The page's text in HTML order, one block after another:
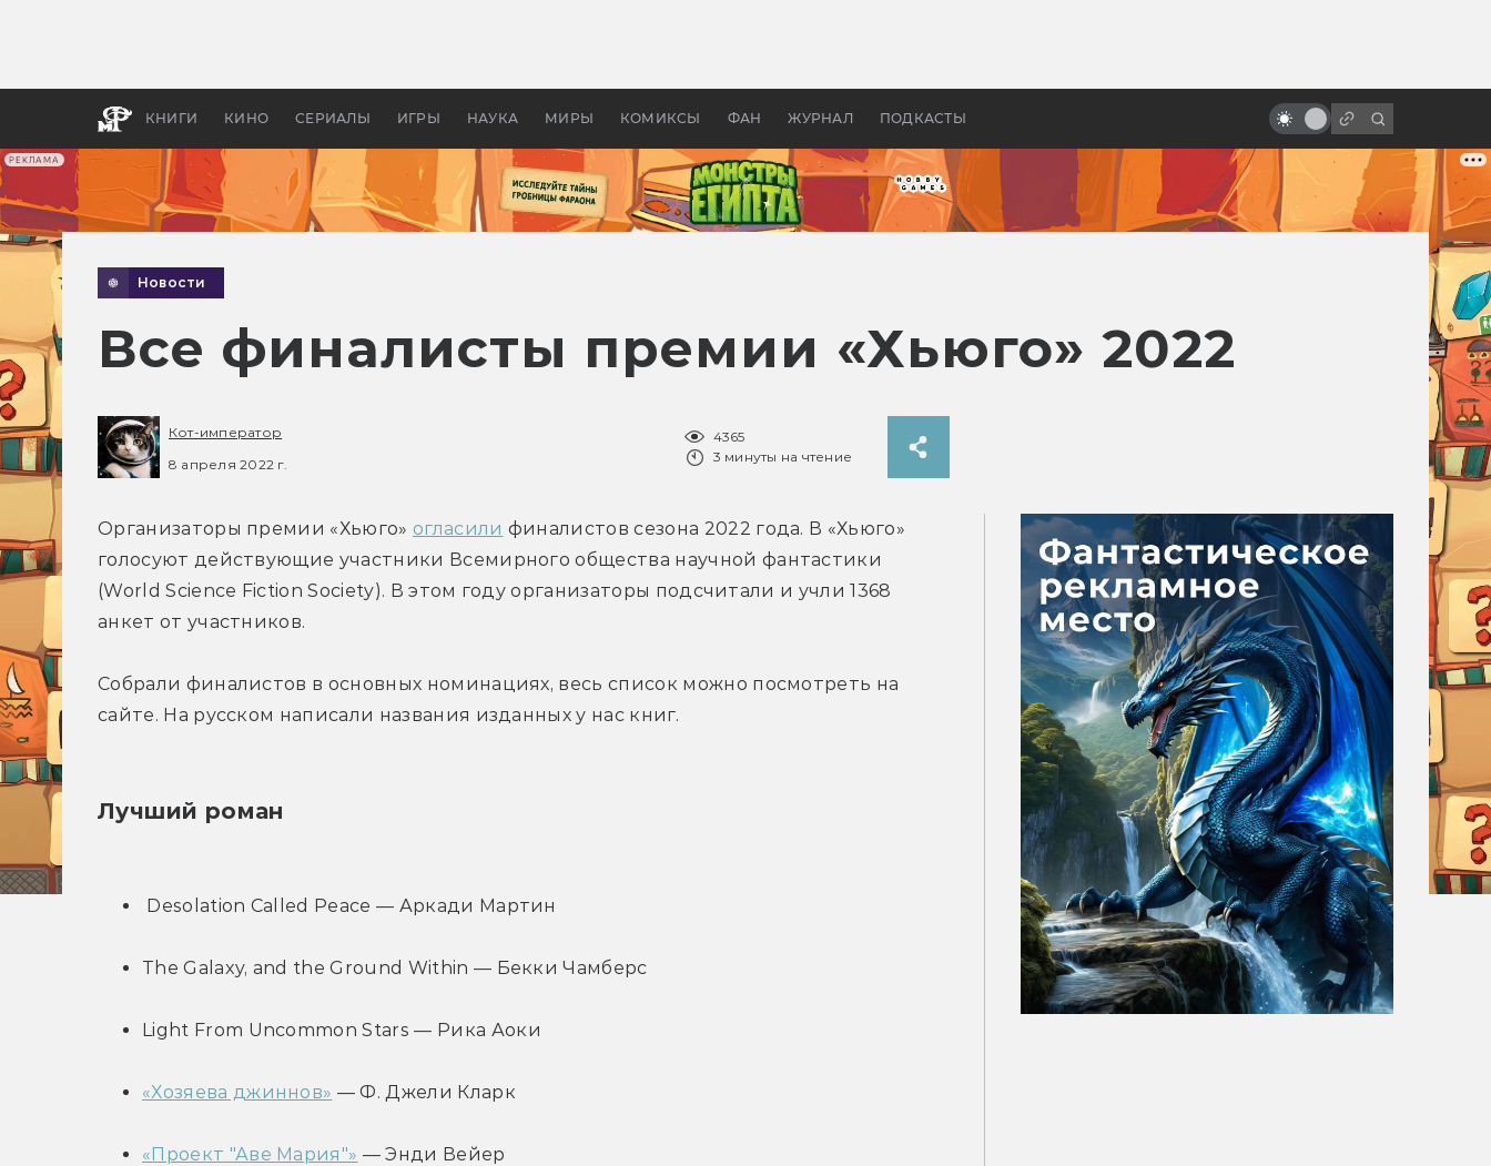
РЕКЛАМА
КНИГИ КИНО СЕРИАЛЫ ИГРЫ НАУКА МИРЫ КОМИКСЫ ФАН ЖУРНАЛ ПОДКАСТЫ
апокалипсис, в России —
бы «Властелина колец»
Кэмерона
Новости
Все финалисты премии «Хьюго» 2022
Кот-император
8 апреля 2022 г.
4365
3 минуты на чтение
Организаторы премии «Хьюго» огласили финалистов сезона 2022 года. В «Хьюго»
голосуют действующие участники Всемирного общества научной фантастики
(World Science Fiction Society). В этом году организаторы подсчитали и учли 1368
анкет от участников.
Собрали финалистов в основных номинациях, весь список можно посмотреть на
сайте. На русском написали названия изданных у нас книг.
Лучший роман
Desolation Called Peace — Аркади Мартин
The Galaxy, and the Ground Within — Бекки Чамберс
Light From Uncommon Stars — Рика Аоки
«Хозяева джиннов» — Ф. Джели Кларк
«Проект "Аве Мария"» — Энди Вейер